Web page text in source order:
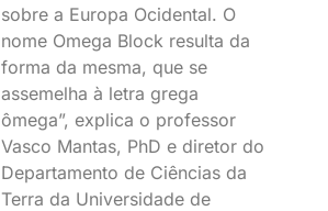
sobre a Europa Ocidental. O
nome Omega Block resulta da
forma da mesma, que se
assemelha à letra grega
ômega”, explica o professor
Vasco Mantas, PhD e diretor do
Departamento de Ciências da
Terra da Universidade de